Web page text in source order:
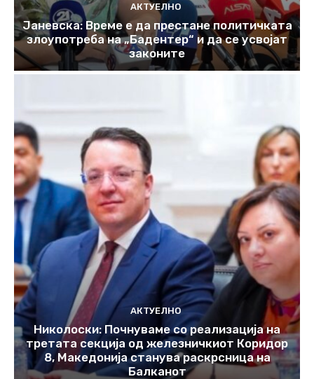
АКТУЕЛНО
Јаневска: Време е да престане политичката
злоупотреба на „Бадентер“ и да се усвојат
законите
АКТУЕЛНО
Николоски: Почнуваме со реализација на
третата секција од железничкиот Коридор
8, Македонија станува раскрсница на
Балканот